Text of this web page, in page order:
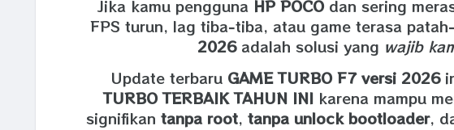
Jika kamu pengguna HP POCOdan sering
FPS turun, lag tiba‑tiba, atau game terasa
2026adalah solusi yang wajib
Update terbaru GAME TURBO F7 versi 2026
TURBO TERBAIK TAHUN INI karena mampu
signifikan tanpa root, tanpa unlock bootloader,